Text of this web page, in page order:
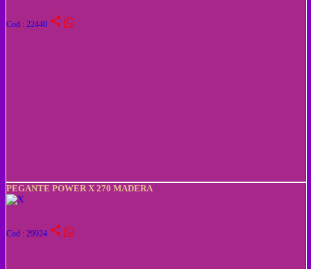
Cod : 22440 share
PEGANTE POWER X 270 MADERA
Cod : 29924 share